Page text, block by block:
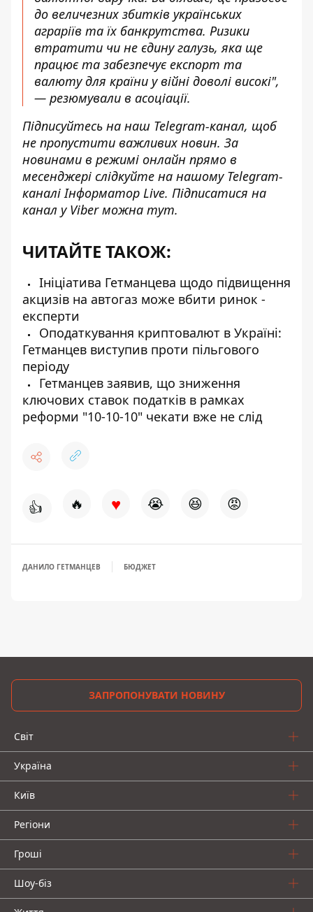
до величезних збитків українських
аграріїв та їх банкрутства. Ризики
втратити чи не єдину галузь, яка ще
працює та забезпечує експорт та
валюту для країни у війні доволі високі",
— резюмували в асоціації.
Підписуйтесь на наш Telegram-канал, щоб
не пропустити важливих новин. За
новинами в режимі онлайн прямо в
месенджері слідкуйте на нашому Telegram-
каналіІнформатор Live. Підписатися на
канал у Viber можна тут.
ЧИТАЙТЕ ТАКОЖ:
Ініціатива Гетманцева щодо підвищення
акцизів на автогаз може вбити ринок -
експерти
Оподаткування криптовалют в Україні:
Гетманцев виступив проти пільгового
періоду
Гетманцев заявив, що зниження
ключових ставок податків в рамках
реформи "10-10-10" чекати вже не слід
👍 🔥 ♥ 😭 😆 😡
ДАНИЛО ГЕТМАНЦЕВ БЮДЖЕТ
ЗАПРОПОНУВАТИ НОВИНУ
Світ
Україна
Київ
Регіони
Гроші
Шоу-біз